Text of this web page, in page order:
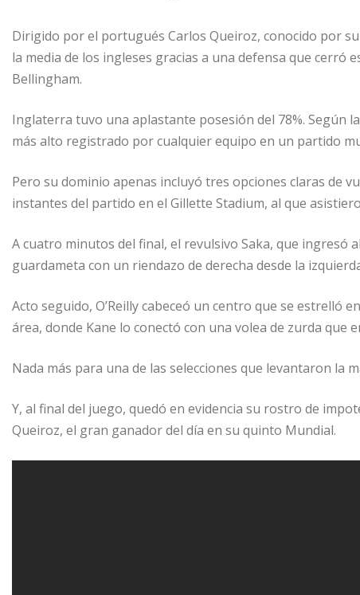
Dirigido por el portugués Carlos Queiroz, conocido por
la media de los ingleses gracias a una defensa que cerró
Bellingham.
Inglaterra tuvo una aplastante posesión del 78%. Según
más alto registrado por cualquier equipo en un partido
Pero su dominio apenas incluyó tres opciones claras de
instantes del partido en el Gillette Stadium, al que
A cuatro minutos del final, el revulsivo Saka, que ingresó
guardameta con un riendazo de derecha desde la
Acto seguido, O’Reilly cabeceó un centro que se estrelló
área, donde Kane lo conectó con una volea de zurda que
Nada más para una de las selecciones que levantaron la
Y, al final del juego, quedó en evidencia su rostro de
Queiroz, el gran ganador del día en su quinto Mundial.